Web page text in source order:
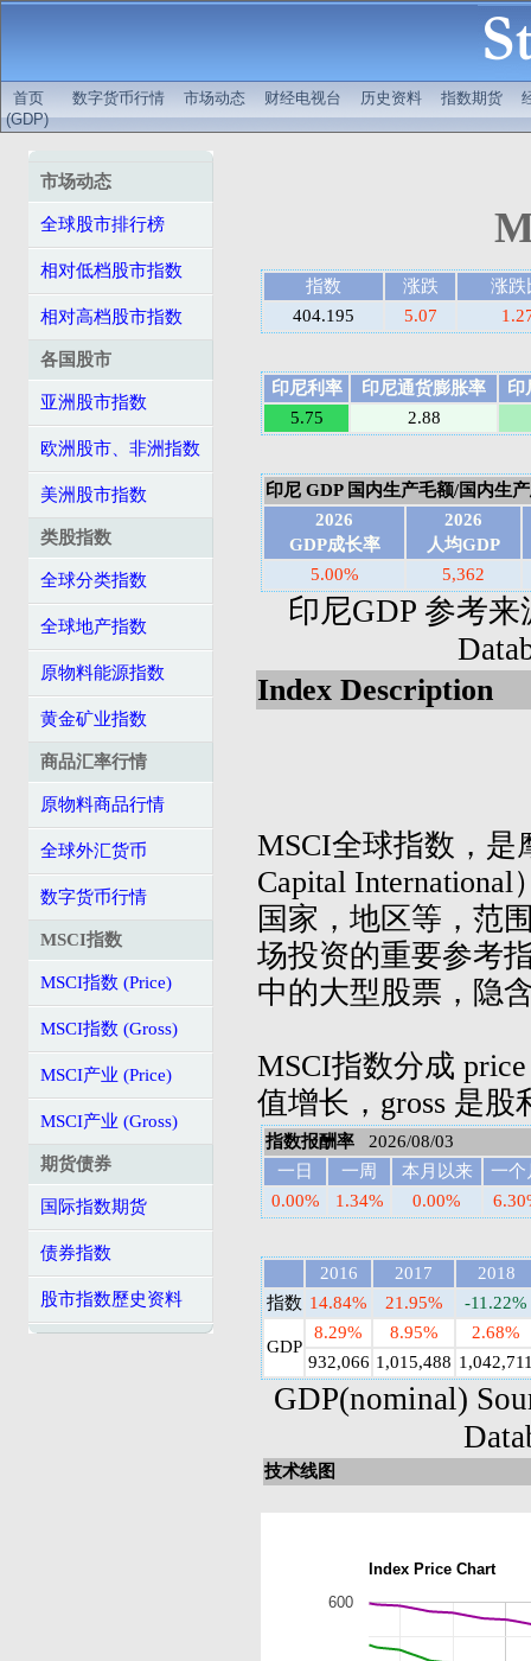
首页 数字货币行情 市场动态 财经电视台 历史资料 指数期货
(GDP)
市场动态
全球股市排行榜
相对低档股市指数
相对高档股市指数
各国股市
亚洲股市指数
欧洲股市、非洲指数
美洲股市指数
类股指数
全球分类指数
全球地产指数
原物料能源指数
黄金矿业指数
商品汇率行情
原物料商品行情
全球外汇货币
数字货币行情
MSCI指数
MSCI指数 (Price)
MSCI指数 (Gross)
MSCI产业 (Price)
MSCI产业 (Gross)
期货债券
国际指数期货
债券指数
股市指数歷史资料
指数 涨跌
涨跌
404.195
5.07
印尼利率 印尼通货膨胀率
印
5.75
2.88
印尼 GDP 国内生产毛额/国内生
2026
GDP成长率
2026
人均GDP
5.00%
5,362
印尼GDP 参考
Index Description
MSCI全球指数，是
Capital
国家，地区等，范
场投资的重要参考
中的大型股票，隐
MSCI指数分成
值增长，gross 是
指数报酬率 2026/08/03
一日
一周 本月以来
一个
0.00%
1.34% 0.00%
2016 2017
2018
指数 14.84% 21.95% -11.22%
GDP
8.29% 8.95%
2.68%
932,066 1,015,488
GDP(nominal)
技术线图
Index Price Chart
600